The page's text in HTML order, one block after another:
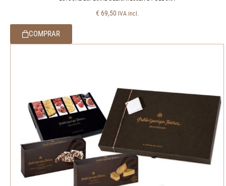
€ 69,50 IVA incl.
COMPRAR